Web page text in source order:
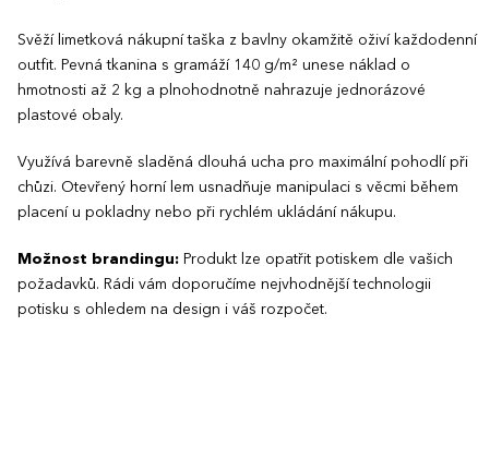
Svěží limetková nákupní taška z bavlny okamžitě oživí každodenní
outfit. Pevná tkanina s gramáží 140 g/m² unese náklad o
hmotnosti až 2 kg a plnohodnotně nahrazuje jednorázové
plastové obaly.
Využívá barevně sladěná dlouhá ucha pro maximální pohodlí při
chůzi. Otevřený horní lem usnadňuje manipulaci s věcmi během
placení u pokladny nebo při rychlém ukládání nákupu.
Možnost brandingu: Produkt lze opatřit potiskem dle vašich
požadavků. Rádi vám doporučíme nejvhodnější technologii
potisku s ohledem na design i váš rozpočet.